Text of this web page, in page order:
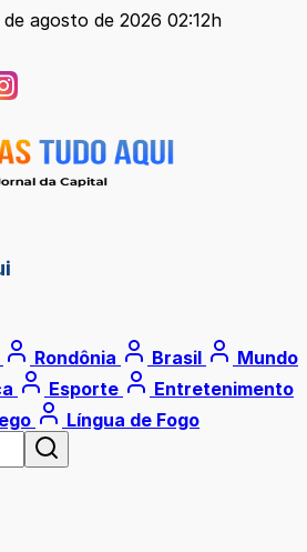
agosto de 2026 02:12h
Rondônia Brasil
Mundo
Esporte
Entretenimento
Língua de Fogo